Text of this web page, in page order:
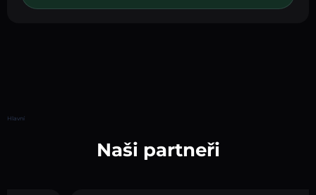
Hlavní
Naši partneři